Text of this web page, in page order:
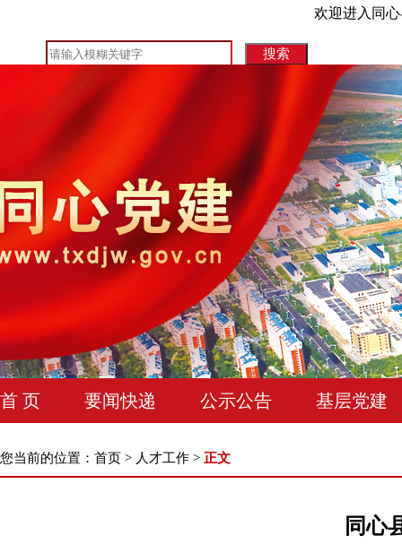
欢迎进入同
首 页 要闻快递 公示公告 基层党建
您当前的位置： 首页 > 人才工作 > 正文
同心